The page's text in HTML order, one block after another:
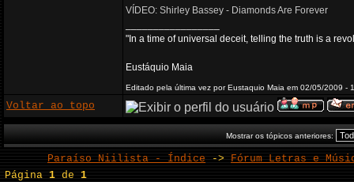
VÍDEO: Shirley Bassey - Diamonds Are Forever
"In a time of universal deceit, telling the truth is a
Eustáquio Maia
Editado pela última vez por Eustaquio Maia em 02/05/2009 -
Voltar ao topo
Mostrar os tópicos anteriores:
Paraíso Niilista - Índice -> Fórum Letras e
Página1 de1